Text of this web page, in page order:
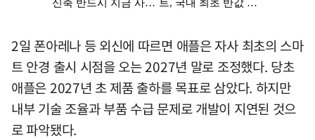
2일 폰아레나 등 외신에 따르면 애플은 자사 최초의 스마
트 안경 출시 시점을 오는 2027년 말로 조정했다. 당초
애플은 2027년 초 제품 출하를 목표로 삼았다. 하지만
내부 기술 조율과 부품 수급 문제로 개발이 지연된 것으
로 파악됐다.